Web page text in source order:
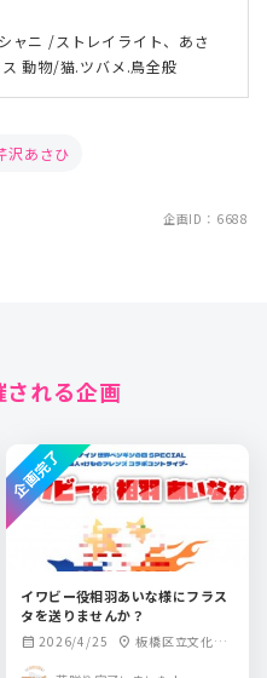
ャニ /ストレイライト、あさ
動物/猫.ツバメ.鳥全般
沢あさひ
企画ID：6688
される企画
イワビー役相羽あいな様にフラス
タを送りませんか？
calendar_month 2026/4/25 location_on 板橋区立文化会
企画完了